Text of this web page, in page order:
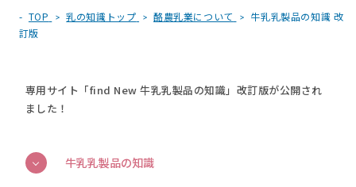
TOP 乳の知識トップ 酪農乳業について
牛乳乳製品の知識 改
訂版
専用サイト「find New 牛乳乳製品の知識」改訂版が公開され
ました！
牛乳乳製品の知識